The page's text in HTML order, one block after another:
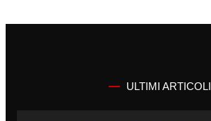
ULTIMI ARTICOLI